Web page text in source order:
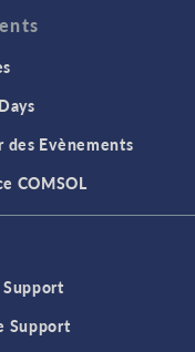
des Evènements
COMSOL
Support